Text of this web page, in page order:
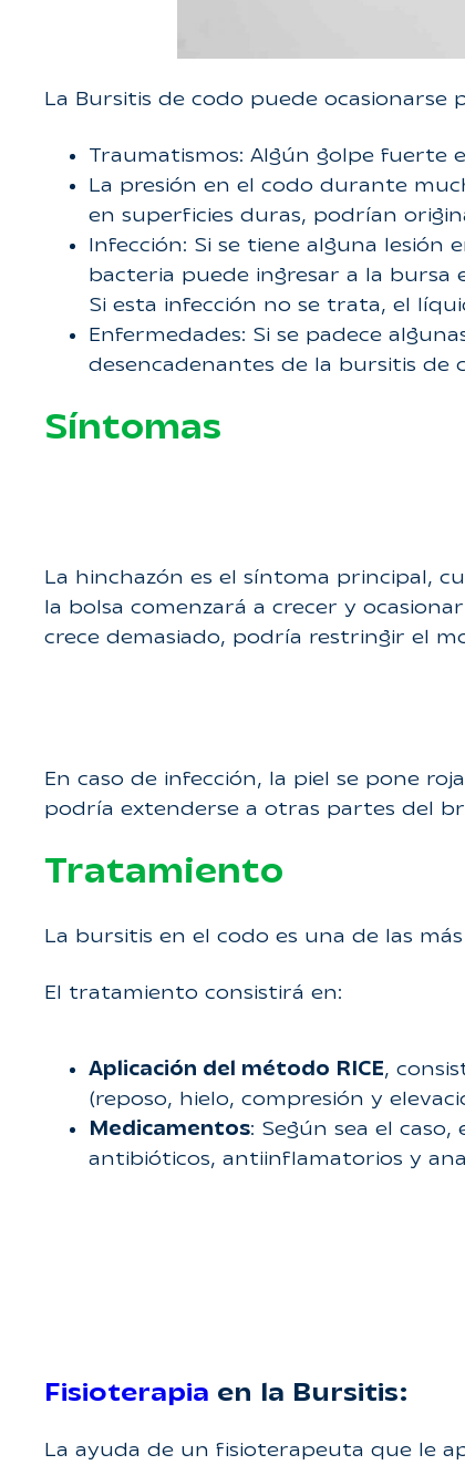
La Bursitis de codo puede ocasionarse
Traumatismos: Algún golpe fuerte
La presión en el codo durante
en superficies duras, podrían
Infección: Si se tiene alguna
bacteria puede ingresar a la bursa
Si esta infección no se trata, el
Enfermedades: Si se padece
desencadenantes de la bursitis de
Síntomas
La hinchazón es el síntoma principal,
la bolsa comenzará a crecer y
crece demasiado, podría restringir el
En caso de infección, la piel se pone
podría extenderse a otras partes del
Tratamiento
La bursitis en el codo es una de las
El tratamiento consistirá en:
Aplicación del método RICE,
(reposo, hielo, compresión y
Medicamentos: Según sea el
antibióticos, antiinflamatorios y
Fisioterapia en la Bursitis:
La ayuda de un fisioterapeuta que le